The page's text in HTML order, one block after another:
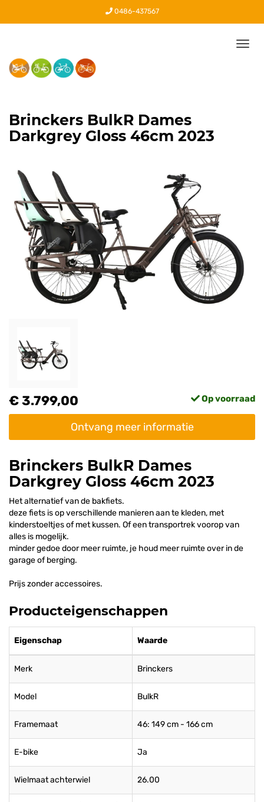
0486-437567
Brinckers BulkR Dames
Darkgrey Gloss 46cm 2023
€ 3.799,00 Op voorraad
Ontvang meer informatie
Brinckers BulkR Dames
Darkgrey Gloss 46cm 2023
Het alternatief van de bakfiets.
deze fiets is op verschillende manieren aan te kleden, met
kinderstoeltjes of met kussen. Of een transportrek voorop van
alles is mogelijk.
minder gedoe door meer ruimte, je houd meer ruimte over in de
garage of berging.
Prijs zonder accessoires.
Producteigenschappen
Eigenschap Waarde
Merk Brinckers
Model BulkR
Framemaat 46: 149 cm - 166 cm
E-bike Ja
Wielmaat achterwiel 26.00